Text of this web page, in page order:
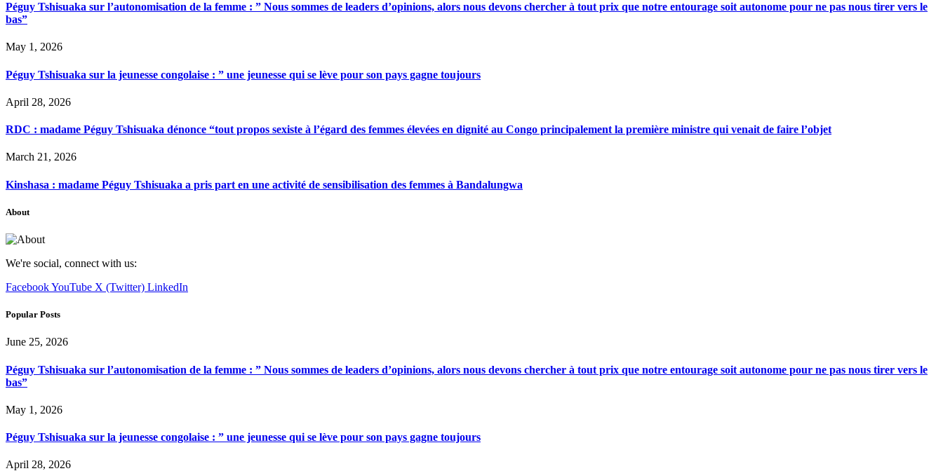
Péguy Tshisuaka sur l’autonomisation de la femme : ” Nous sommes de leaders d’opinions, alors nous devons chercher à tout prix que notre entourage soit autonome pour ne pas nous tirer vers le
bas”
May 1, 2026
Péguy Tshisuaka sur la jeunesse congolaise : ” une jeunesse qui se lève pour son pays gagne toujours
April 28, 2026
RDC : madame Péguy Tshisuaka dénonce “tout propos sexiste à l’égard des femmes élevées en dignité au Congo principalement la première ministre qui venait de faire l’objet
March 21, 2026
Kinshasa : madame Péguy Tshisuaka a pris part en une activité de sensibilisation des femmes à Bandalungwa
About
We're social, connect with us:
FacebookYouTube X (Twitter) LinkedIn
Popular Posts
June 25, 2026
Péguy Tshisuaka sur l’autonomisation de la femme : ” Nous sommes de leaders d’opinions, alors nous devons chercher à tout prix que notre entourage soit autonome pour ne pas nous tirer vers le
bas”
May 1, 2026
Péguy Tshisuaka sur la jeunesse congolaise : ” une jeunesse qui se lève pour son pays gagne toujours
April 28, 2026